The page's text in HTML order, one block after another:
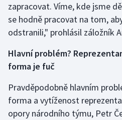
Jezdectví
Judo
Krasobruslení
Lezení
Lyže a snowboard
zapracovat. Víme, kde jsme
se hodně pracovat na tom,
odstranili," prohlásil záložník
Hlavní problém?
forma je fuč
Pravděpodobně hlavním
forma a vytíženost
opory národního týmu, Petr